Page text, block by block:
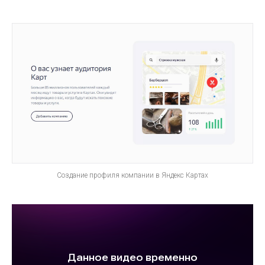
Создание профиля компании в Яндекс Картах